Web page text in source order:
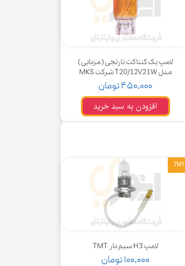
لامپ یک کنتاکت نارنجی ( مزدایی )
مدل T20/12V21W شرکت MKS
۴۵۰,۰۰۰ تومان
افزودن به سبد خرید
لامپ H3 سیم دار TMT
۱۰۰,۰۰۰ تومان
TMT